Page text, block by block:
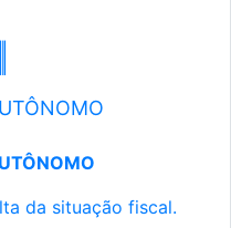
da situação fiscal.